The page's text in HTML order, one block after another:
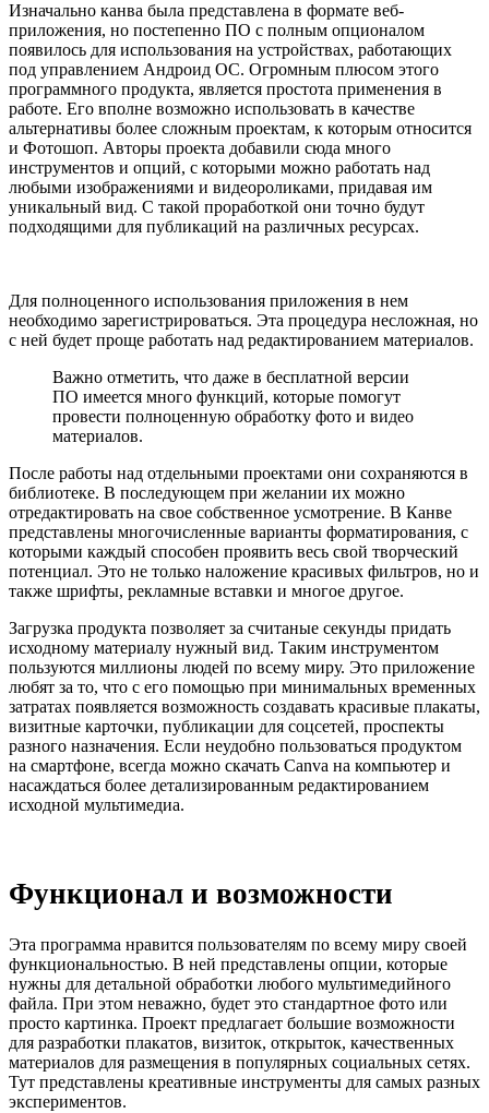
Изначально канва была представлена в формате веб-
приложения, но постепенно ПО с полным опционалом
появилось для использования на устройствах, работающих
под управлением Андроид ОС. Огромным плюсом этого
программного продукта, является простота применения в
работе. Его вполне возможно использовать в качестве
альтернативы более сложным проектам, к которым относится
и Фотошоп. Авторы проекта добавили сюда много
инструментов и опций, с которыми можно работать над
любыми изображениями и видеороликами, придавая им
уникальный вид. С такой проработкой они точно будут
подходящими для публикаций на различных ресурсах.
Для полноценного использования приложения в нем
необходимо зарегистрироваться. Эта процедура несложная, но
с ней будет проще работать над редактированием материалов.
Важно отметить, что даже в бесплатной версии
ПО имеется много функций, которые помогут
провести полноценную обработку фото и видео
материалов.
После работы над отдельными проектами они сохраняются в
библиотеке. В последующем при желании их можно
отредактировать на свое собственное усмотрение. В Канве
представлены многочисленные варианты форматирования, с
которыми каждый способен проявить весь свой творческий
потенциал. Это не только наложение красивых фильтров, но и
также шрифты, рекламные вставки и многое другое.
Загрузка продукта позволяет за считаные секунды придать
исходному материалу нужный вид. Таким инструментом
пользуются миллионы людей по всему миру. Это приложение
любят за то, что с его помощью при минимальных временных
затратах появляется возможность создавать красивые плакаты,
визитные карточки, публикации для соцсетей, проспекты
разного назначения. Если неудобно пользоваться продуктом
на смартфоне, всегда можно скачать Canva на компьютер и
насаждаться более детализированным редактированием
исходной мультимедиа.
Функционал и возможности
Эта программа нравится пользователям по всему миру своей
функциональностью. В ней представлены опции, которые
нужны для детальной обработки любого мультимедийного
файла. При этом неважно, будет это стандартное фото или
просто картинка. Проект предлагает большие возможности
для разработки плакатов, визиток, открыток, качественных
материалов для размещения в популярных социальных сетях.
Тут представлены креативные инструменты для самых разных
экспериментов.